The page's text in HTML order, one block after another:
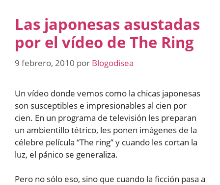
Las japonesas asustadas
por el vídeo de The Ring
9 febrero, 2010 por Blogodisea
Un vídeo donde vemos como la chicas japonesas
son susceptibles e impresionables al cien por
cien. En un programa de televisión les preparan
un ambientillo tétrico, les ponen imágenes de la
célebre película “The ring” y cuando les cortan la
luz, el pánico se generaliza.
Pero no sólo eso, sino que cuando la ficción pasa a